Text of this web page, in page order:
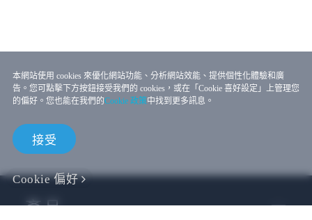
本網站使用 cookies 來優化網站功能、分析網站效能、提供個性化體驗和廣
告。您可點擊下方按鈕接受我們的 cookies，或在「Cookie 喜好設定」上管理您
的偏好。您也能在我們的Cookie 政策中找到更多訊息。
接受
Cookie 偏好
產品